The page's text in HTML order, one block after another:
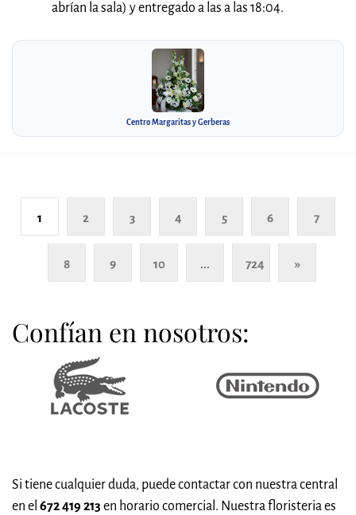
abrían la sala) y entregado a las a las 18:04.
Centro Margaritas y Gerberas
1 2 3 4 5 6 7
8 9 10 ... 724 »
Confían en nosotros:
Si tiene cualquier duda, puede contactar con nuestra central
en el 672 419 213 en horario comercial. Nuestra floristeria es